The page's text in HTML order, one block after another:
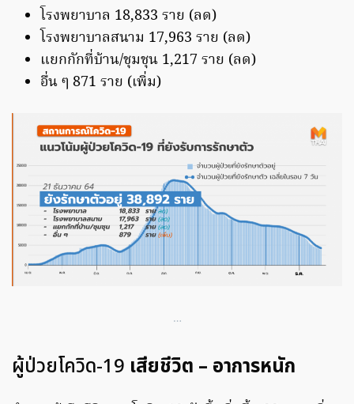
โรงพยาบาล 18,833 ราย (ลด)
โรงพยาบาลสนาม 17,963 ราย (ลด)
แยกกักที่บ้าน/ชุมชุน 1,217 ราย (ลด)
อื่น ๆ 871 ราย (เพิ่ม)
…
ผู้ป่วยโควิด-19 เสียชีวิต – อาการหนัก